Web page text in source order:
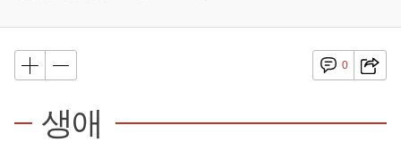
0
생애